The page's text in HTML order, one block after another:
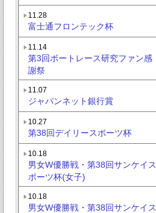
11.28
富士通フロンテック杯
11.14
第3回ボートレース研究ファン感
謝祭
11.07
ジャパンネット銀行賞
10.27
第38回デイリースポーツ杯
10.18
男女W優勝戦・第38回サンケイス
ポーツ杯(女子)
10.18
男女W優勝戦・第38回サンケイス